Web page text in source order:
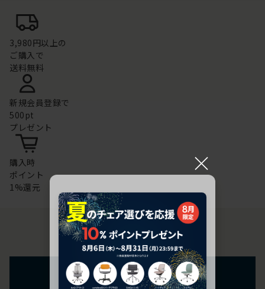
3,980円以上の
ご購入で
送料無料
新規会員登録で
500pt
プレゼント
購入時
ポイント
1%還元
お問い合わせ
フォームからのお問い合わせ
×